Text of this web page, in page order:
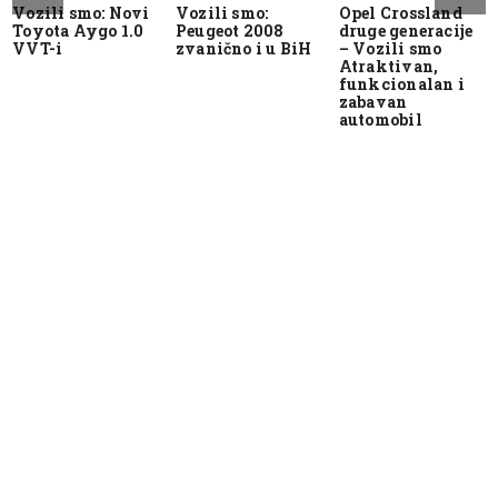
Vozili smo: Novi
Toyota Aygo 1.0
VVT-i
Vozili smo:
Peugeot 2008
zvanično i u BiH
Opel Crossland
druge generacije
– Vozili smo
Atraktivan,
funkcionalan i
zabavan
automobil